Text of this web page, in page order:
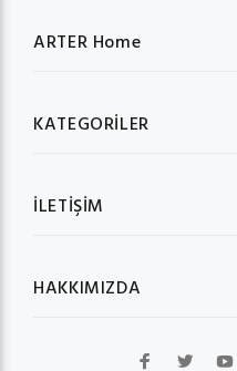
ARTER Home
KATEGORİLER
İLETİŞİM
HAKKIMIZDA